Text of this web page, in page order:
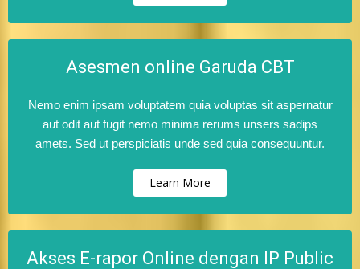
Asesmen online Garuda CBT
Nemo enim ipsam voluptatem quia voluptas sit aspernatur
aut odit aut fugit nemo minima rerums unsers sadips
amets. Sed ut perspiciatis unde sed quia consequuntur.
Learn More
Akses E-rapor Online dengan IP Public